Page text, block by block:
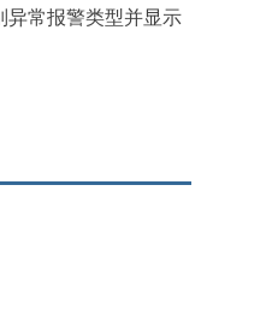
异常报警类型并显示